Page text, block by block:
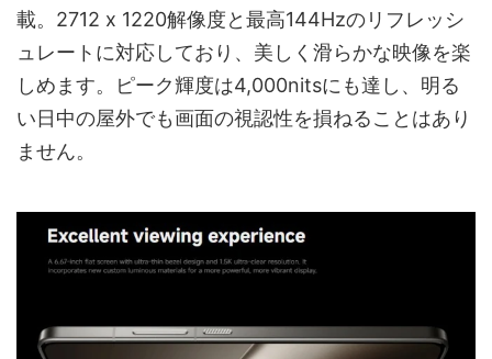
載。2712 x 1220解像度と最高144Hzのリフレッシ
ュレートに対応しており、美しく滑らかな映像を楽
しめます。ピーク輝度は4,000nitsにも達し、明る
い日中の屋外でも画面の視認性を損ねることはあり
ません。